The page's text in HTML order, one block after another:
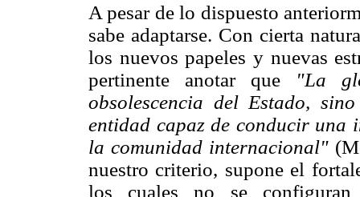
A pesar de lo dispuesto
sabe adaptarse. Con cierta
los nuevos papeles y nuevas
pertinente anotar que
"La
obsolescencia del Estado,
entidad capaz de conducir una
la comunidad internacional"
nuestro criterio, supone el
los cuales no se configuran